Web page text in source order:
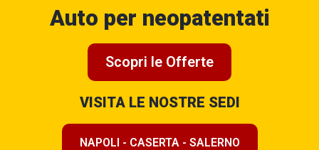
Auto per neopatentati
Scopri le Offerte
VISITA LE NOSTRE SEDI
NAPOLI - CASERTA - SALERNO